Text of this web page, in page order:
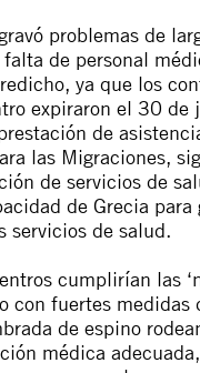
problemas de
falta de personal
ya que los
expiraron el 30
de
las Migraciones,
de servicios de
de Grecia
servicios de salud.
cumplirían las
con fuertes
de espino
médica